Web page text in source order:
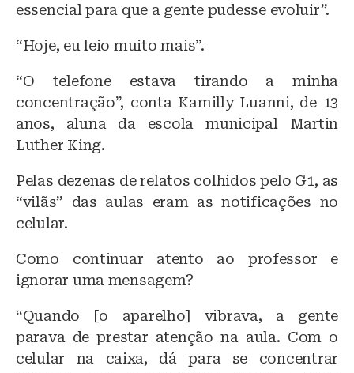
essencial para que a gente pudesse evoluir”.
“Hoje, eu leio muito mais”.
“O telefone estava tirando a minha
concentração”, conta Kamilly Luanni, de 13
anos, aluna da escola municipal Martin
Luther King.
Pelas dezenas de relatos colhidos pelo G1, as
“vilãs” das aulas eram as notificações no
celular.
Como continuar atento ao professor e
ignorar uma mensagem?
“Quando [o aparelho] vibrava, a gente
parava de prestar atenção na aula. Com o
celular na caixa, dá para se concentrar